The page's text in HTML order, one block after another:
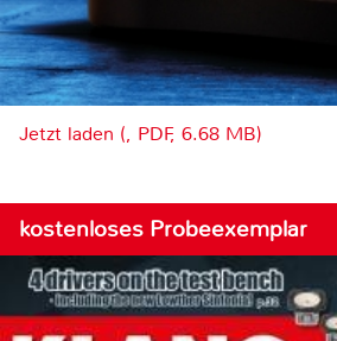
Jetzt laden (, PDF, 6.68 MB)
kostenloses Probeexemplar